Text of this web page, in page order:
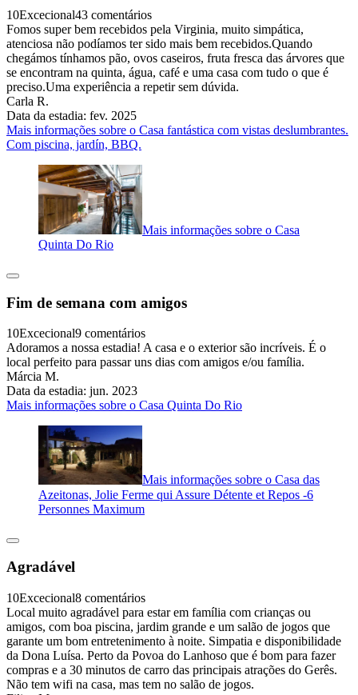
10Excecional43 comentários
Fomos super bem recebidos pela Virginia, muito simpática,
atenciosa não podíamos ter sido mais bem recebidos.Quando
chegámos tínhamos pão, ovos caseiros, fruta fresca das árvores que
se encontram na quinta, água, café e uma casa com tudo o que é
preciso.Uma experiência a repetir sem dúvida.
Carla R.
Data da estadia: fev. 2025
Mais informações sobre o Casa fantástica com vistas deslumbrantes.
Com piscina, jardín, BBQ.
Mais informações sobre o Casa
Quinta Do Rio
Fim de semana com amigos
10Excecional9 comentários
Adoramos a nossa estadia! A casa e o exterior são incríveis. É o
local perfeito para passar uns dias com amigos e/ou família.
Márcia M.
Data da estadia: jun. 2023
Mais informações sobre o Casa Quinta Do Rio
Mais informações sobre o Casa das
Azeitonas, Jolie Ferme qui Assure Détente et Repos -6
Personnes Maximum
Agradável
10Excecional8 comentários
Local muito agradável para estar em família com crianças ou
amigos, com boa piscina, jardim grande e um salão de jogos que
garante um bom entretenimento à noite. Simpatia e disponibilidade
da Dona Luísa. Perto da Povoa do Lanhoso que é bom para fazer
compras e a 30 minutos de carro das principais atrações do Gerês.
Não tem wifi na casa, mas tem no salão de jogos.